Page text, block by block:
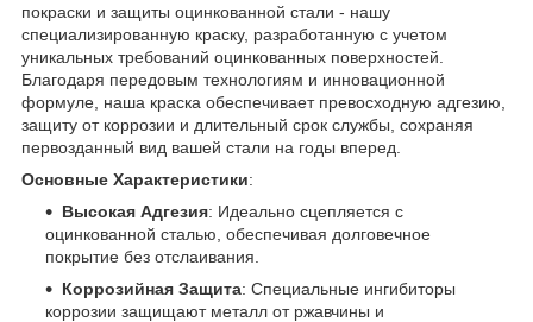
покраски и защиты оцинкованной стали - нашу
специализированную краску, разработанную с учетом
уникальных требований оцинкованных поверхностей.
Благодаря передовым технологиям и инновационной
формуле, наша краска обеспечивает превосходную адгезию,
защиту от коррозии и длительный срок службы, сохраняя
первозданный вид вашей стали на годы вперед.
Основные Характеристики:
Высокая Адгезия: Идеально сцепляется с
оцинкованной сталью, обеспечивая долговечное
покрытие без отслаивания.
Коррозийная Защита: Специальные ингибиторы
коррозии защищают металл от ржавчины и